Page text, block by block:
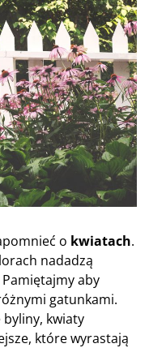
o kwiatach.
nadadzą
aby
gatunkami.
kwiaty
które wyrastają